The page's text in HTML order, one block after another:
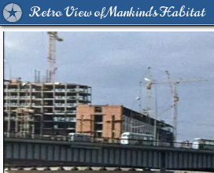
Retro View of Mankind's Habitat